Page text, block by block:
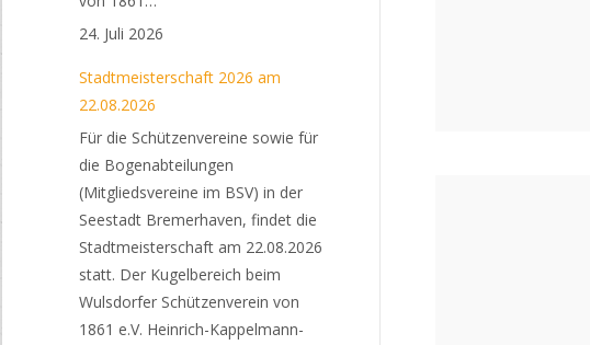
24. Juli 2026
Stadtmeisterschaft 2026 am
22.08.2026
Für die Schützenvereine sowie für
die Bogenabteilungen
(Mitgliedsvereine im BSV) in der
Seestadt Bremerhaven, findet die
Stadtmeisterschaft am 22.08.2026
statt. Der Kugelbereich beim
Wulsdorfer Schützenverein von
1861 e.V. Heinrich-Kappelmann-